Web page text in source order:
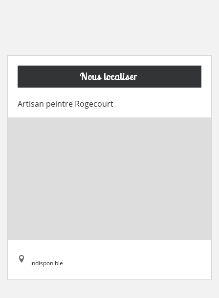
Nous localiser
Artisan peintre Rogecourt
indisponible